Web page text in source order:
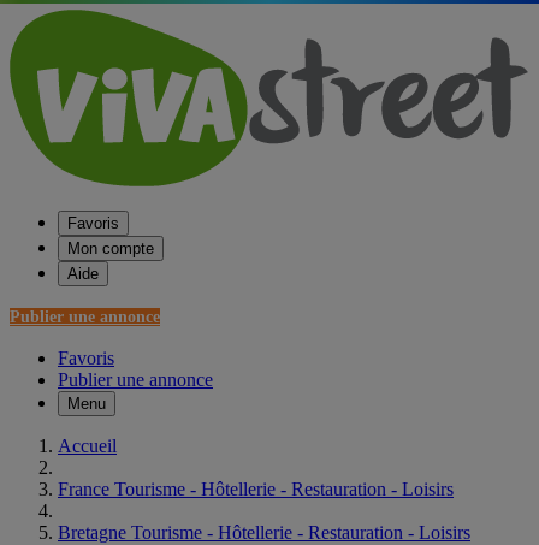
Favoris
Mon compte
Aide
Publier une annonce
Favoris
Publier une annonce
Menu
Accueil
France Tourisme - Hôtellerie - Restauration - Loisirs
Bretagne Tourisme - Hôtellerie - Restauration - Loisirs